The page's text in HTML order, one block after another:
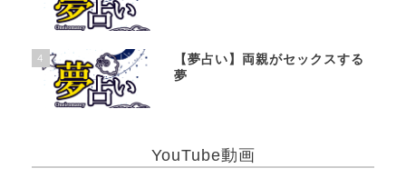
4
【夢占い】両親がセックスする
夢
YouTube動画